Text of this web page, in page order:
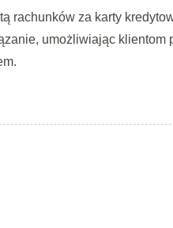
rachunków za karty
umożliwiając